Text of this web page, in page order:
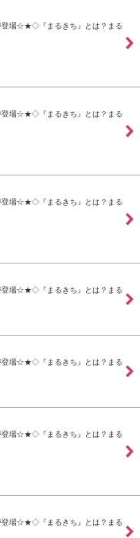
登場☆★◇『まるきち』とは？まる
登場☆★◇『まるきち』とは？まる
登場☆★◇『まるきち』とは？まる
登場☆★◇『まるきち』とは？まる
登場☆★◇『まるきち』とは？まる
登場☆★◇『まるきち』とは？まる
登場☆★◇『まるきち』とは？まる